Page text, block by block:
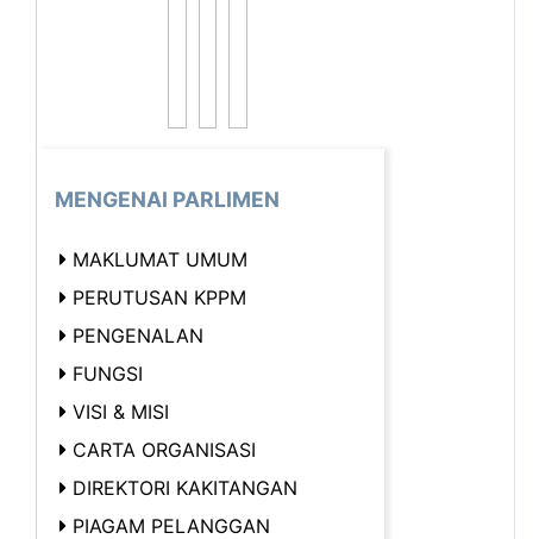
MENGENAI PARLIMEN
MAKLUMAT UMUM
PERUTUSAN KPPM
PENGENALAN
FUNGSI
VISI & MISI
CARTA ORGANISASI
DIREKTORI KAKITANGAN
PIAGAM PELANGGAN